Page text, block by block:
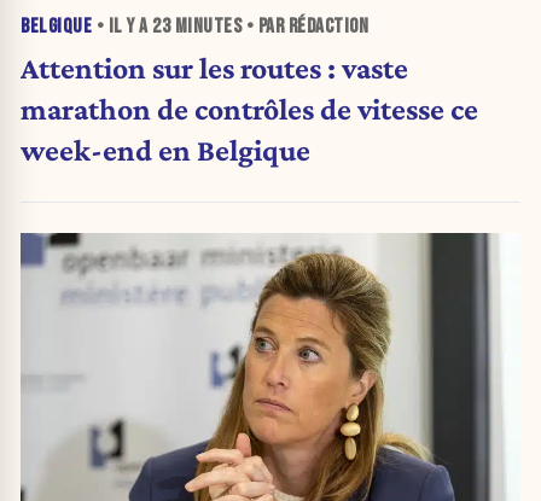
BELGIQUE • IL Y A 23 MINUTES• PAR RÉDACTION
Attention sur les routes : vaste
marathon de contrôles de vitesse ce
week-end en Belgique